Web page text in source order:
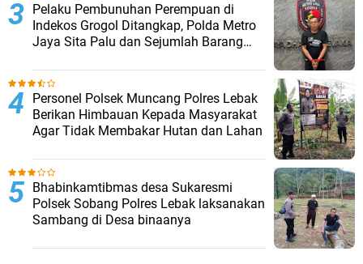
Pelaku Pembunuhan Perempuan di
Indekos Grogol Ditangkap, Polda Metro
Jaya Sita Palu dan Sejumlah Barang
Personel Polsek Muncang Polres Lebak
Berikan Himbauan Kepada Masyarakat
Agar Tidak Membakar Hutan dan Lahan
Bhabinkamtibmas desa Sukaresmi
Polsek Sobang Polres Lebak laksanakan
Sambang di Desa binaanya